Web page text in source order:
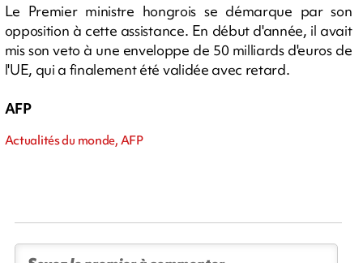
Le Premier ministre hongrois se démarque par son
opposition à cette assistance. En début d'année, il avait
mis son veto à une enveloppe de 50 milliards d'euros de
l'UE, qui a finalement été validée avec retard.
AFP
Actualités du monde, AFP